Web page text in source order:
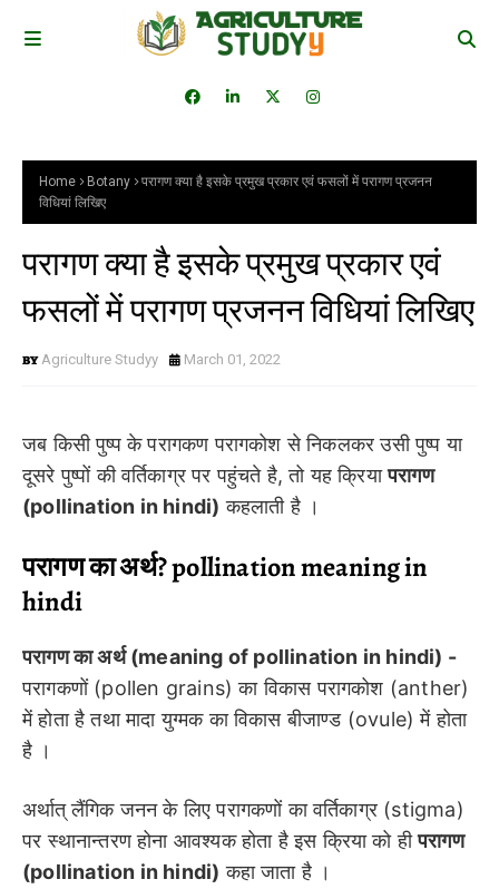
Home Botany
परागण क्या है इसके प्रमुख प्रकार एवं फसलों में परागण प्रजनन
विधियां लिखिए
परागण क्या है इसके प्रमुख प्रकार एवं
फसलों में परागण प्रजनन विधियां लिखिए
Agriculture Studyy March 01, 2022
जब किसी पुष्प के परागकण परागकोश से निकलकर उसी पुष्प या
दूसरे पुष्पों की वर्तिकाग्र पर पहुंचते है, तो यह क्रियापरागण
(pollination in hindi) कहलाती है ।
परागण का अर्थ? pollination meaning in
hindi
परागण का अर्थ (meaning of pollination in hindi) -
परागकणों (pollen grains) का विकास परागकोश (anther)
में होता है तथा मादा युग्मक का विकास बीजाण्ड (ovule) में होता
है ।
अर्थात् लैंगिक जनन के लिए परागकणों का वर्तिकाग्र (stigma)
पर स्थानान्तरण होना आवश्यक होता है इस क्रिया को हीपरागण
(pollination in hindi) कहा जाता है ।